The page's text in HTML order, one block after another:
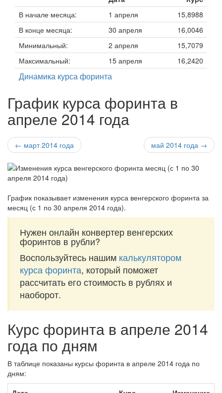
В начале месяца:
1 апреля
15,8988
В конце месяца:
30 апреля
16,0046
Минимальный:
2 апреля
15,7079
Максимальный:
15 апреля 16,2420
Динамика курса форинта
График курса форинта в
апреле 2014 года
← март 2014 года май 2014 года →
График показывает изменения курса венгерского форинта за
месяц (с 1 по 30 апреля 2014 года).
Нужен онлайн конвертер венгерских
форинтов в рубли?
Воспользуйтесь нашим калькулятором
курса форинта, который поможет
рассчитать его стоимость в рублях и
наоборот.
Курс форинта в апреле 2014
года по дням
В таблице показаны курсы форинта в апреле 2014 года по
дням: